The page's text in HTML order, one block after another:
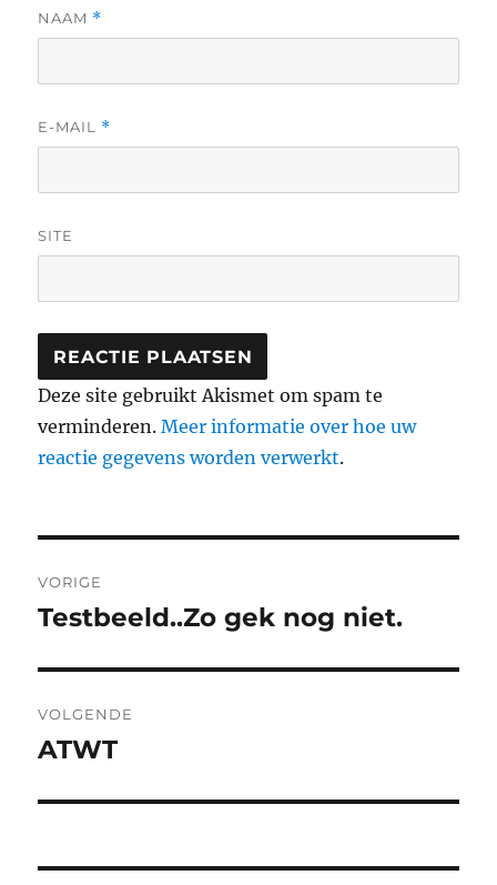
NAAM *
E-MAIL *
SITE
Deze site gebruikt Akismet om spam te
verminderen.Meer informatie over hoe uw
reactie gegevens worden verwerkt.
VORIGE
Vorig
Testbeeld..Zo gek nog niet.
VOLGENDE
Volgend
ATWT